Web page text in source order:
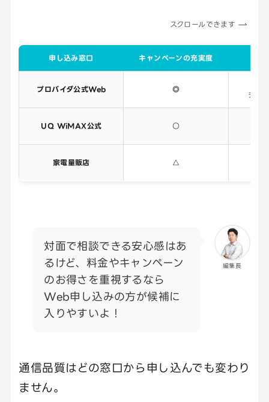
スクロールできます
申し込み窓口 キャンペーンの充実度
プロバイダ公式Web ◎
チャ
UQ WiMAX公式 ○
家電量販店 △
編集長
対面で相談できる安心感はあ
るけど、料金やキャンペーン
のお得さを重視するなら
Web申し込みの方が候補に
入りやすいよ！
通信品質はどの窓口から申し込んでも変わり
ません。